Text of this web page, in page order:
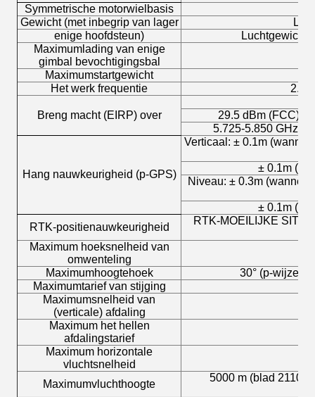
Symmetrische motorwielbasis
Gewicht (met inbegrip van lager
enige hoofdsteun)
Luchtgewicht
Maximumlading van enige
gimbal bevochtigingsbal
Maximumstartgewicht
Het werk frequentie
Breng macht (EIRP) over 29.5 dBm (FCC);
5.725-5.850 GHz:
Hang nauwkeurigheid (p-GPS)
Verticaal: ± 0.1m
± 0.1m
Niveau: ± 0.3m
± 0.1m
RTK-positienauwkeurigheid
RTK-MOEILIJKE
Maximum hoeksnelheid van
omwenteling
Maximumhoogtehoek
30° (p-wijze
Maximumtarief van stijging
Maximumsnelheid van
(verticale) afdaling
Maximum het hellen
afdalingstarief
Maximum horizontale
vluchtsnelheid
Maximumvluchthoogte
5000 m (blad 2110,